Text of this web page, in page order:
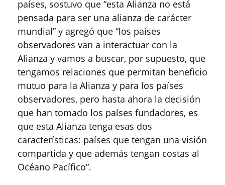
países, sostuvo que “esta Alianza no está
pensada para ser una alianza de carácter
mundial” y agregó que “los países
observadores van a interactuar con la
Alianza y vamos a buscar, por supuesto, que
tengamos relaciones que permitan beneficio
mutuo para la Alianza y para los países
observadores, pero hasta ahora la decisión
que han tomado los países fundadores, es
que esta Alianza tenga esas dos
características: países que tengan una visión
compartida y que además tengan costas al
Océano Pacífico”.